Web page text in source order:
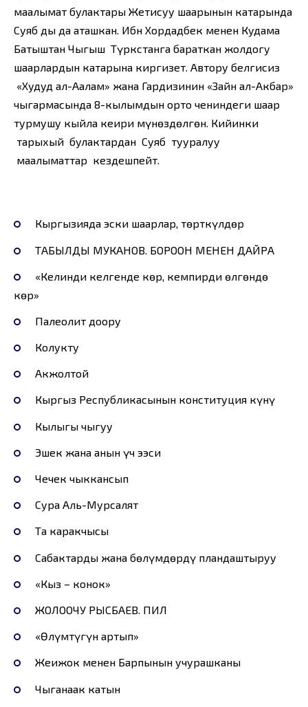
маалымат булактары Жетисуу шаарынын катарында
Суяб ды да аташкан. Ибн Хордадбек менен Кудама
Батыштан Чыгыш Түркстанга бараткан жолдогу
шаарлардын катарына киргизет. Автору белгисиз
«Худуд ал-Аалам» жана Гардизинин «Зайн ал-Акбар»
чыгармасында 8-кылымдын орто чениндеги шаар
турмушу кыйла кеңири мүнөздөлгөн. Кийинки
тарыхый булактардан Суяб тууралуу
маалыматтар кездешпейт.
Кыргызияда эски шаарлар, төрткүлдөр
ТАБЫЛДЫ МУКАНОВ. БОРООН МЕНЕН ДАЙРА
«Келинди келгенде көр, кемпирди өлгөндө
көр»
Палеолит доору
Колукту
Акжолтой
Кыргыз Республикасынын конституция күнү
Кылыгы чыгуу
Эшек жана анын үч ээси
Чечек чыккансып
Сура Аль-Мурсалят
Таң каракчысы
Сабактарды жана бөлүмдөрдү пландаштыруу
«Кыз – конок»
ЖОЛООЧУ РЫСБАЕВ. ПИЛ
«Өлүмтүгүн артып»
Жеңижок менен Барпынын учурашканы
Чыганаак катын